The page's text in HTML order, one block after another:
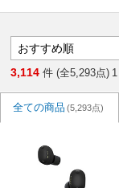
3,114 件 (全5,293点) 1
全ての商品 (5,293点)